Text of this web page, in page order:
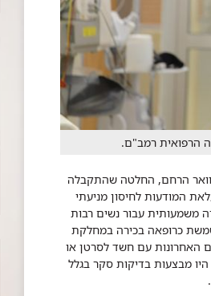
הרפואית רמב"ם.
הרחם, החלטה שהתקבלה
המודעות לחיסון מניעתי
משמעותית עבור נשים רבות
כרופאה בכירה במחלקת
האחרונות עם חשד לסרטן או
מבצעות בדיקות סקר בגלל